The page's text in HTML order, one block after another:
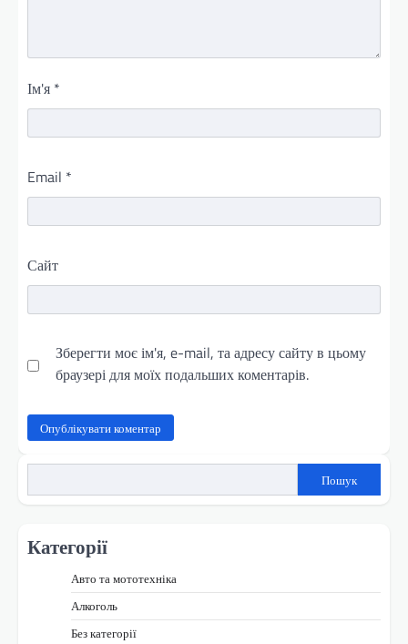
Ім'я *
Email *
Сайт
Зберегти моє ім'я, e-mail, та адресу сайту в цьому
браузері для моїх подальших коментарів.
Пошук
Категорії
Авто та мототехніка
Алкоголь
Без категорії